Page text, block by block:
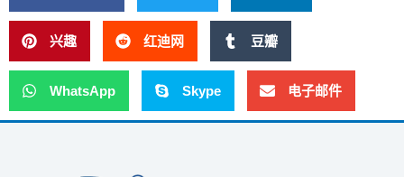
兴趣 红迪网 豆瓣
WhatsApp Skype 电子邮件